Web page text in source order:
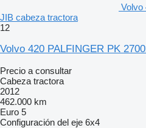
Volvo
JIB cabeza tractora
12
Volvo 420 PALFINGER PK
Precio a consultar
Cabeza tractora
2012
462.000 km
Euro 5
Configuración del eje 6x4